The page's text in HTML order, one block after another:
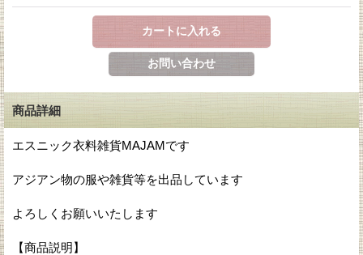
商品詳細
エスニック衣料雑貨MAJAMです
アジアン物の服や雑貨等を出品しています
よろしくお願いいたします
【商品説明】